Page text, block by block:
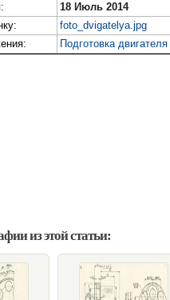
18 Июль 2014
foto_dvigatelya.jpg
Подготовка
из этой статьи: